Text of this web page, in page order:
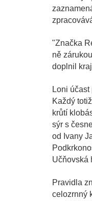
"Značka
ně
doplnil
Loni
Každý
krůtí
sýr s
od Ivany
Učňovská
Pravidla
celozrnný